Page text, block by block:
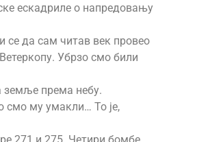
ескадриле о напредовању
се да сам читав век провео
Убрзо смо били
земље према небу.
смо му умакли… То је,